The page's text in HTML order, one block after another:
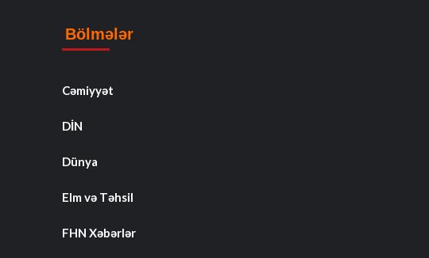
Bölmələr
Cəmiyyət
DİN
Dünya
Elm və Təhsil
FHN Xəbərlər